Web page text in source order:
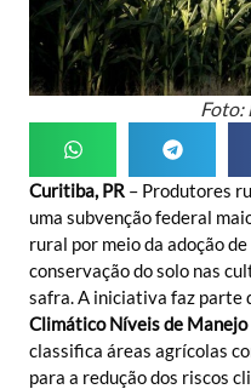
Foto:
Curitiba, PR – Produtores
uma subvenção federal
rural por meio da adoção
conservação do solo nas
safra. A iniciativa faz parte
Climático Níveis de
classifica áreas agrícolas
para a redução dos riscos